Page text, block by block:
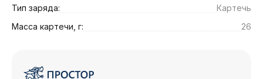
Тип заряда:
Картечь
Масса картечи, г:
26